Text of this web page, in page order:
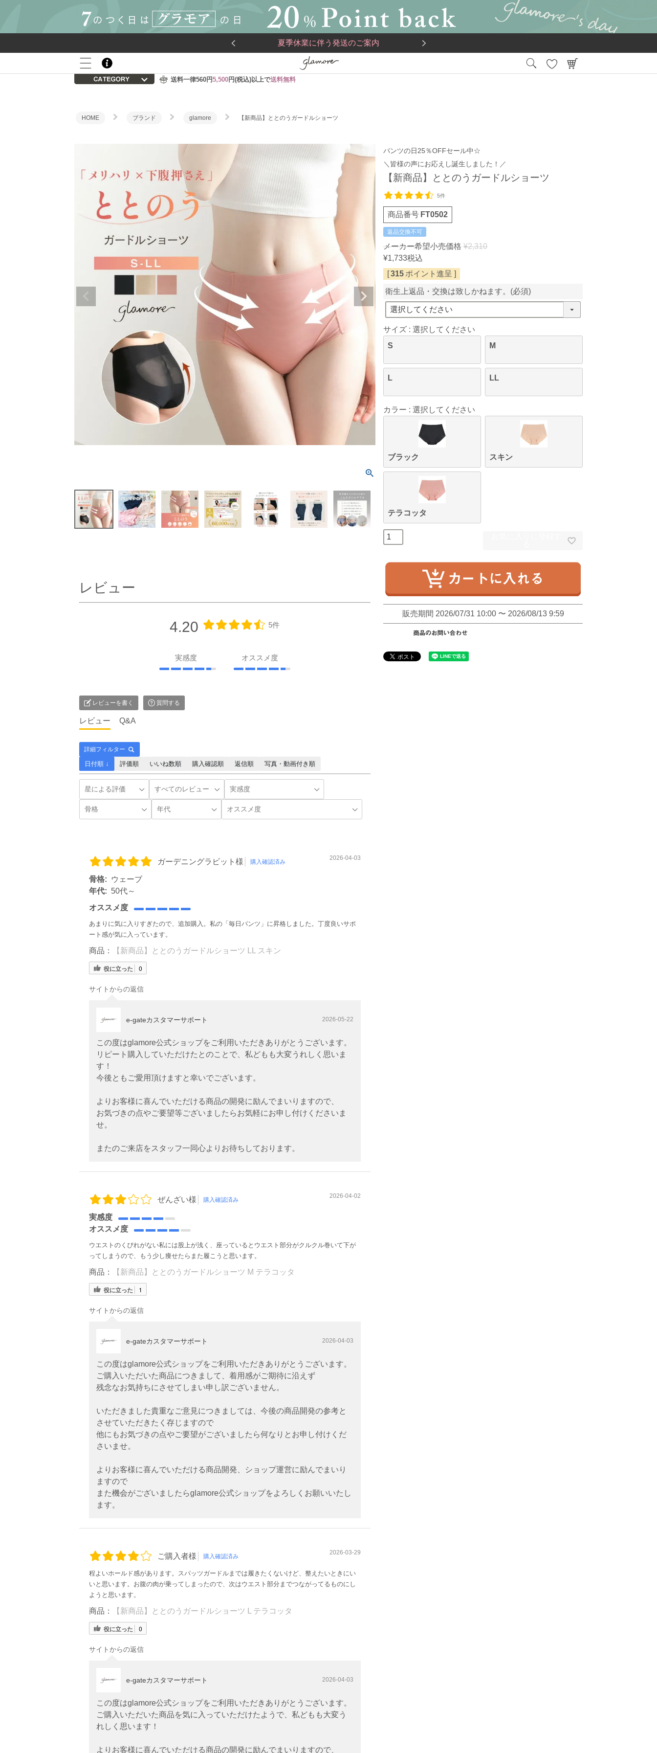
夏季休業に伴う発送のご案内
送料一律560円5,500円(税込)以上で送料無料
HOME ブランド glamore 【新商品】ととのうガードルショーツ
レビュー
4.20 5件
実感度 オススメ度
レビューを書く 質問する
レビュー Q&A
詳細フィルター
日付順 ↓ 評価順 いいね数順 購入確認順 返信順 写真・動画付き順
ガーデニングラビット様 購入確認済み
2026-04-03
骨格:
ウェーブ
年代: 50代～
オススメ度
あまりに気に入りすぎたので、追加購入。私の「毎日パンツ」に昇格しました。丁度良いサポ
ート感が気に入っています。
商品： 【新商品】ととのうガードルショーツ LL スキン
役に立った 0
サイトからの返信
e-gateカスタマーサポート 2026-05-22
この度はglamore公式ショップをご利用いただきありがとうございます。
リピート購入していただけたとのことで、私どもも大変うれしく思いま
す！
今後ともご愛用頂けますと幸いでございます。
よりお客様に喜んでいただける商品の開発に励んでまいりますので、
お気づきの点やご要望等ございましたらお気軽にお申し付けくださいま
せ。
またのご来店をスタッフ一同心よりお待ちしております。
ぜんざい様 購入確認済み
2026-04-02
実感度
オススメ度
ウエストのくびれがない私には股上が浅く、座っているとウエスト部分がクルクル巻いて下が
ってしまうので、もう少し痩せたらまた履こうと思います。
商品： 【新商品】ととのうガードルショーツ M テラコッタ
役に立った 1
サイトからの返信
e-gateカスタマーサポート 2026-04-03
この度はglamore公式ショップをご利用いただきありがとうございます。
ご購入いただいた商品につきまして、着用感がご期待に沿えず
残念なお気持ちにさせてしまい申し訳ございません。
いただきました貴重なご意見につきましては、今後の商品開発の参考と
させていただきたく存じますので
他にもお気づきの点やご要望がございましたら何なりとお申し付けくだ
さいませ。
よりお客様に喜んでいただける商品開発、ショップ運営に励んでまいり
ますので
また機会がございましたらglamore公式ショップをよろしくお願いいたし
ます。
ご購入者様 購入確認済み
2026-03-29
程よいホールド感があります。スパッツガードルまでは履きたくないけど、整えたいときにい
いと思います。お腹の肉が乗ってしまったので、次はウエスト部分までつながってるものにし
ようと思います。
商品： 【新商品】ととのうガードルショーツ L テラコッタ
役に立った 0
サイトからの返信
e-gateカスタマーサポート 2026-04-03
この度はglamore公式ショップをご利用いただきありがとうございます。
ご購入いただいた商品を気に入っていただけたようで、私どもも大変う
れしく思います！
よりお客様に喜んでいただける商品の開発に励んでまいりますので、
パンツの日25％OFFセール中☆
＼皆様の声にお応えし誕生しました！／
【新商品】ととのうガードルショーツ
5件
商品番号 FT0502
返品交換不可
メーカー希望小売価格 ¥2,310
¥1,733税込
[315 ポイント進呈 ]
衛生上返品・交換は致しかねます。 (必須)
サイズ
選択してください
S
M
L LL
カラー 選択してください
ブラック スキン
テラコッタ
販売期間 2026/07/31 10:00 〜 2026/08/13 9:59